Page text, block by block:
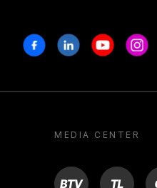
FacebookLinkedinYoutube
MEDIA CENTER
BTV TL ON